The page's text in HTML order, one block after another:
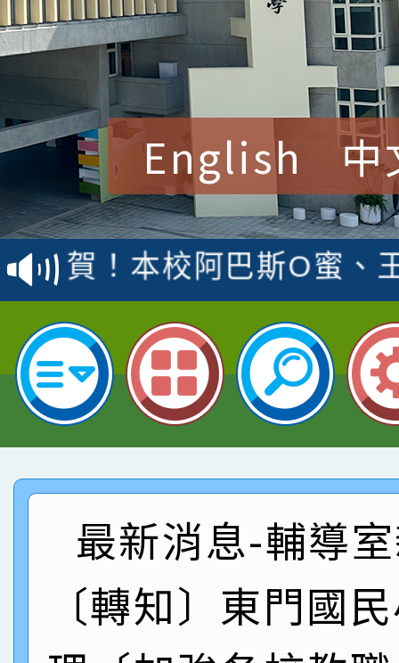
English 中
賀！本校參加桃園市中
賽 洪綺君教師榮獲社
名
賀！本校阿巴斯O蜜、
倩參加桃園市科展 國
名 指導老師王老師、
賀！本校四年二班張O
園市英語競賽國小朗讀
指導老師林老師
賀！本校參加桃園市中
賽 劉文瑛教師榮獲教
臺灣台語-第二名
賀！本校參與2026世
市賽榮獲科學小創客佳
創客第三名。
賀！本校參加桃園市中
名
倩參加桃園市科展 國
名 指導老師王老師、
賀！本校四年二班張O
園市英語競賽國小朗
賀！本校參加桃園市中
最新消息-輔導
〔轉知〕東門國